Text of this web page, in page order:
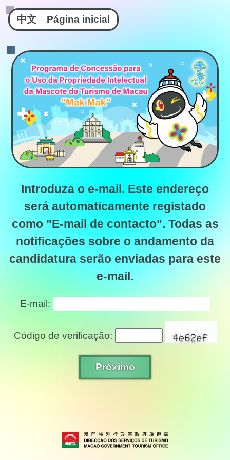
中文 Página inicial
Introduza o e-mail. Este endereço
será automaticamente registado
como "E-mail de contacto". Todas as
notificações sobre o andamento da
candidatura serão enviadas para este
e-mail.
E-mail:
Código de verificação: